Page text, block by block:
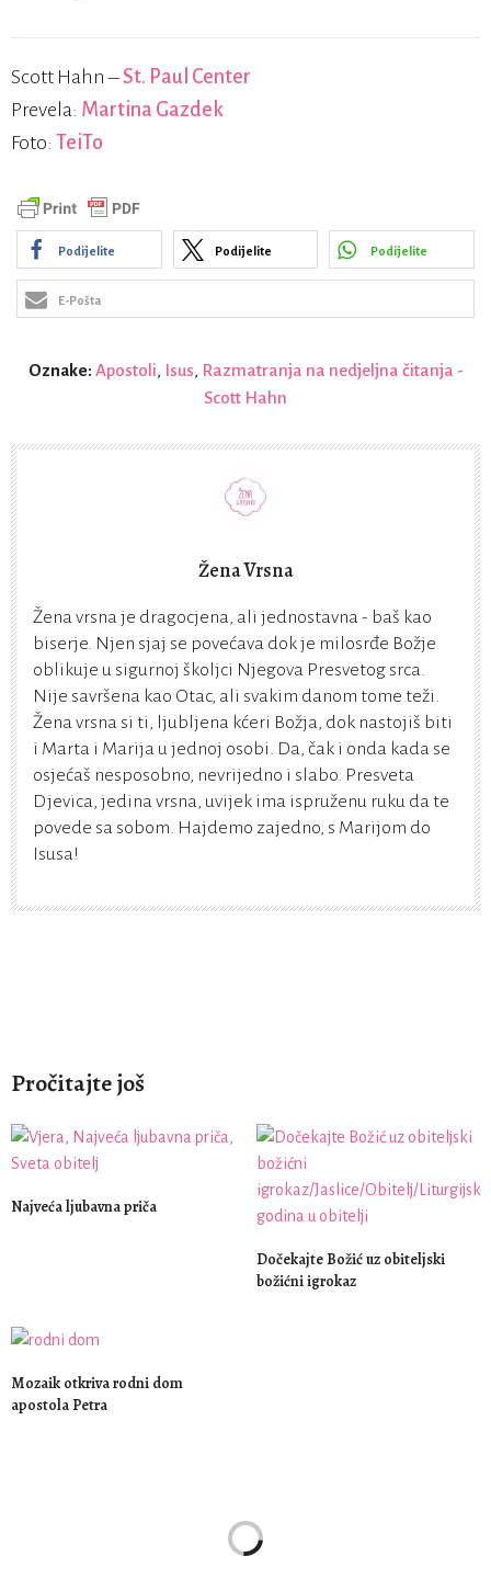
Scott Hahn –St. Paul Center
Prevela: Martina Gazdek
Foto: TeiTo
Podijelite Podijelite Podijelite
E-Pošta
Oznake: Apostoli, Isus, Razmatranja na nedjeljna čitanja -
Scott Hahn
Žena Vrsna
Žena vrsna je dragocjena, ali jednostavna - baš kao
biserje. Njen sjaj se povećava dok je milosrđe Božje
oblikuje u sigurnoj školjci Njegova Presvetog srca.
Nije savršena kao Otac, ali svakim danom tome teži.
Žena vrsna si ti, ljubljena kćeri Božja, dok nastojiš biti
i Marta i Marija u jednoj osobi. Da, čak i onda kada se
osjećaš nesposobno, nevrijedno i slabo. Presveta
Djevica, jedina vrsna, uvijek ima ispruženu ruku da te
povede sa sobom. Hajdemo zajedno, s Marijom do
Isusa!
Pročitajte još
Najveća ljubavna priča
Dočekajte Božić uz obiteljski
božićni igrokaz
Mozaik otkriva rodni dom
apostola Petra